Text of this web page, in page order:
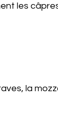
les
la